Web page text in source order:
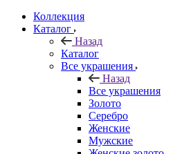
Коллекция
Каталог
Назад
Каталог
Все украшения
Назад
Все украшения
Золото
Серебро
Женские
Мужские